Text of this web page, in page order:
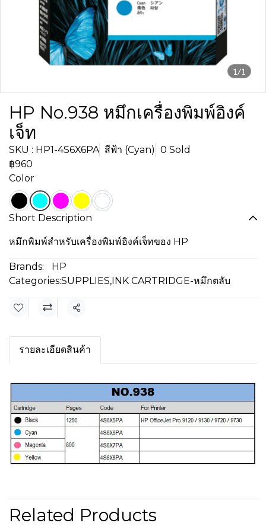
1/1
HP No.938 หมึกเครื่องพิมพ์อิงค์
เจ็ท
SKU : HP1-4S6X6PA สีฟ้า (Cyan) 0 Sold
฿960
Color
Short Description
หมึกพิมพ์สำหรับเครื่องพิมพ์อิงค์เจ็ทของ HP
Brands:
HP
Categories:SUPPLIES,INK CARTRIDGE-หมึกตลับ
Share
รายละเอียดสินค้า
Related Products